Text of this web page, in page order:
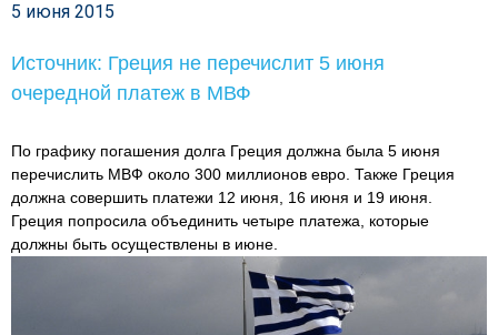
5 июня 2015
Источник: Греция не перечислит 5 июня
очередной платеж в МВФ
По графику погашения долга Греция должна была 5 июня
перечислить МВФ около 300 миллионов евро. Также Греция
должна совершить платежи 12 июня, 16 июня и 19 июня.
Греция попросила объединить четыре платежа, которые
должны быть осуществлены в июне.